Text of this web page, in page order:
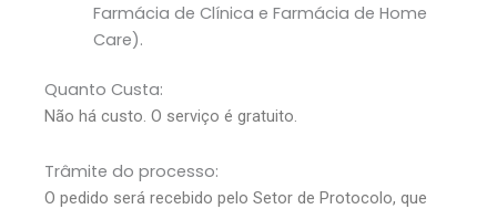
Farmácia de Clínica e Farmácia de Home
Care).
Quanto Custa:
Não há custo. O serviço é gratuito.
Trâmite do processo:
O pedido será recebido pelo Setor de Protocolo, que